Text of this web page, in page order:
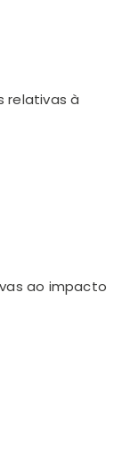
relativas à
ao impacto